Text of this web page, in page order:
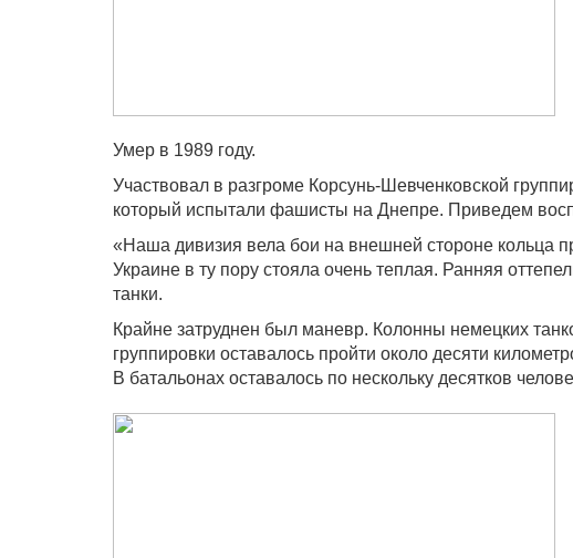
Умер в 1989 году.
Участвовал в разгроме Корсунь-Шевченковской
который испытали фашисты на Днепре. Приведем
«Наша дивизия вела бои на внешней стороне кольца
Украине в ту пору стояла очень теплая. Ранняя
танки.
Крайне затруднен был маневр. Колонны немецких
группировки оставалось пройти около десяти
В батальонах оставалось по нескольку десятков